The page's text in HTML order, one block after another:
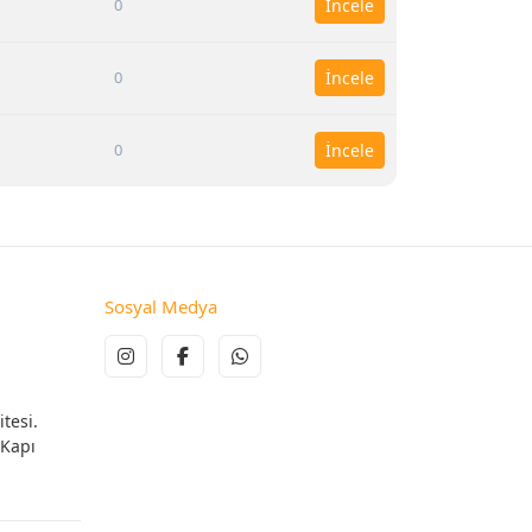
0 İncele
0 İncele
0 İncele
Sosyal Medya